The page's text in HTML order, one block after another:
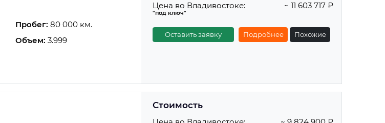
Пробег: 80 000 км.
Объем: 3.999
Цена во Владивостоке:
"под ключ"
~ 11 603 717 ₽
Оставить заявку Подробнее Похожие
Стоимость